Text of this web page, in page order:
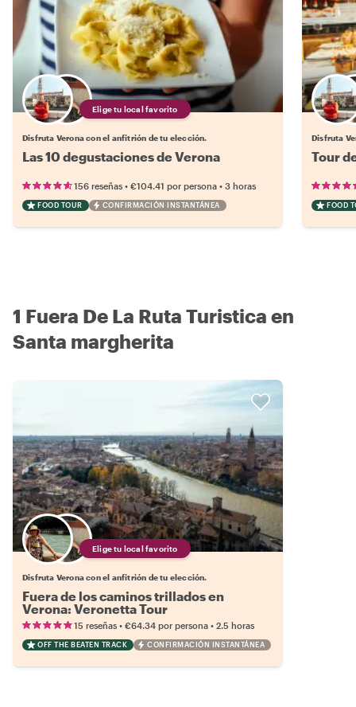
Elige tu local favorito
Disfruta Verona con el anfitrión de tu elección.
Las 10 degustaciones de Verona
156 reseñas • €104.41 por persona • 3 horas
FOOD TOUR CONFIRMACIÓN INSTANTÁNEA
Disfruta
Tour
FOOD
1 Fuera De La Ruta Turistica en
Santa margherita
Elige tu local favorito
Disfruta Verona con el anfitrión de tu elección.
Fuera de los caminos trillados en
Verona: Veronetta Tour
15 reseñas • €64.34 por persona • 2.5 horas
OFF THE BEATEN TRACK CONFIRMACIÓN INSTANTÁNEA